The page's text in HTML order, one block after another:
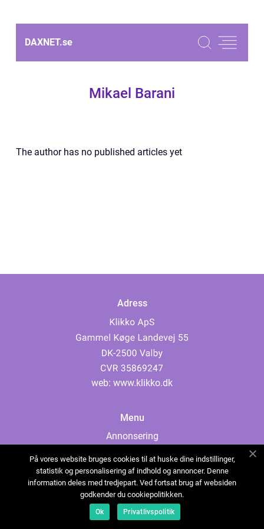
DAXNET.se
Mikael Barani
The author has no published articles yet
Adress
web: www.klikko.dk
Menu
Annonsering
Cookies
Kontakta oss
Sitemap
På vores website bruges cookies til at huske dine indstillinger,
statistik og personalisering af indhold og annoncer. Denne
information deles med tredjepart. Ved fortsat brug af websiden
godkender du cookiepolitikken.
Ok Privatlivspolitik